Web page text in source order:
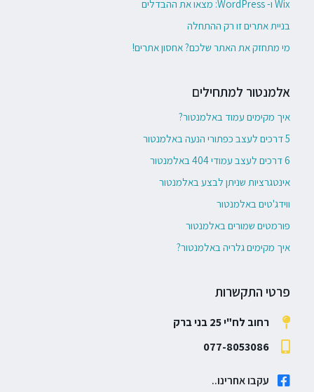
Wix ו- WordPress: מצאו את ההבדלים
בניית אתרים זו רק ההתחלה
מי מתחזק את האתר שלכם? אחסון אתרים!
אלמנטור למתחילים
איך מקימים עמוד באלמנטור?
5 דרכים לעצב כפתורי הנעה באלמנטור
6 דרכים לעצב עמודי 404 באלמנטור
אינטגרציות שניתן לבצע באלמנטור
ווידג'טים באלמנטור
פורמטים שמורים באלמנטור
איך מקימים גלריה באלמנטור?
פרטי התקשרות
רחוב לח"י 25 בני ברק
077-8053086
עקבו אחרינו..